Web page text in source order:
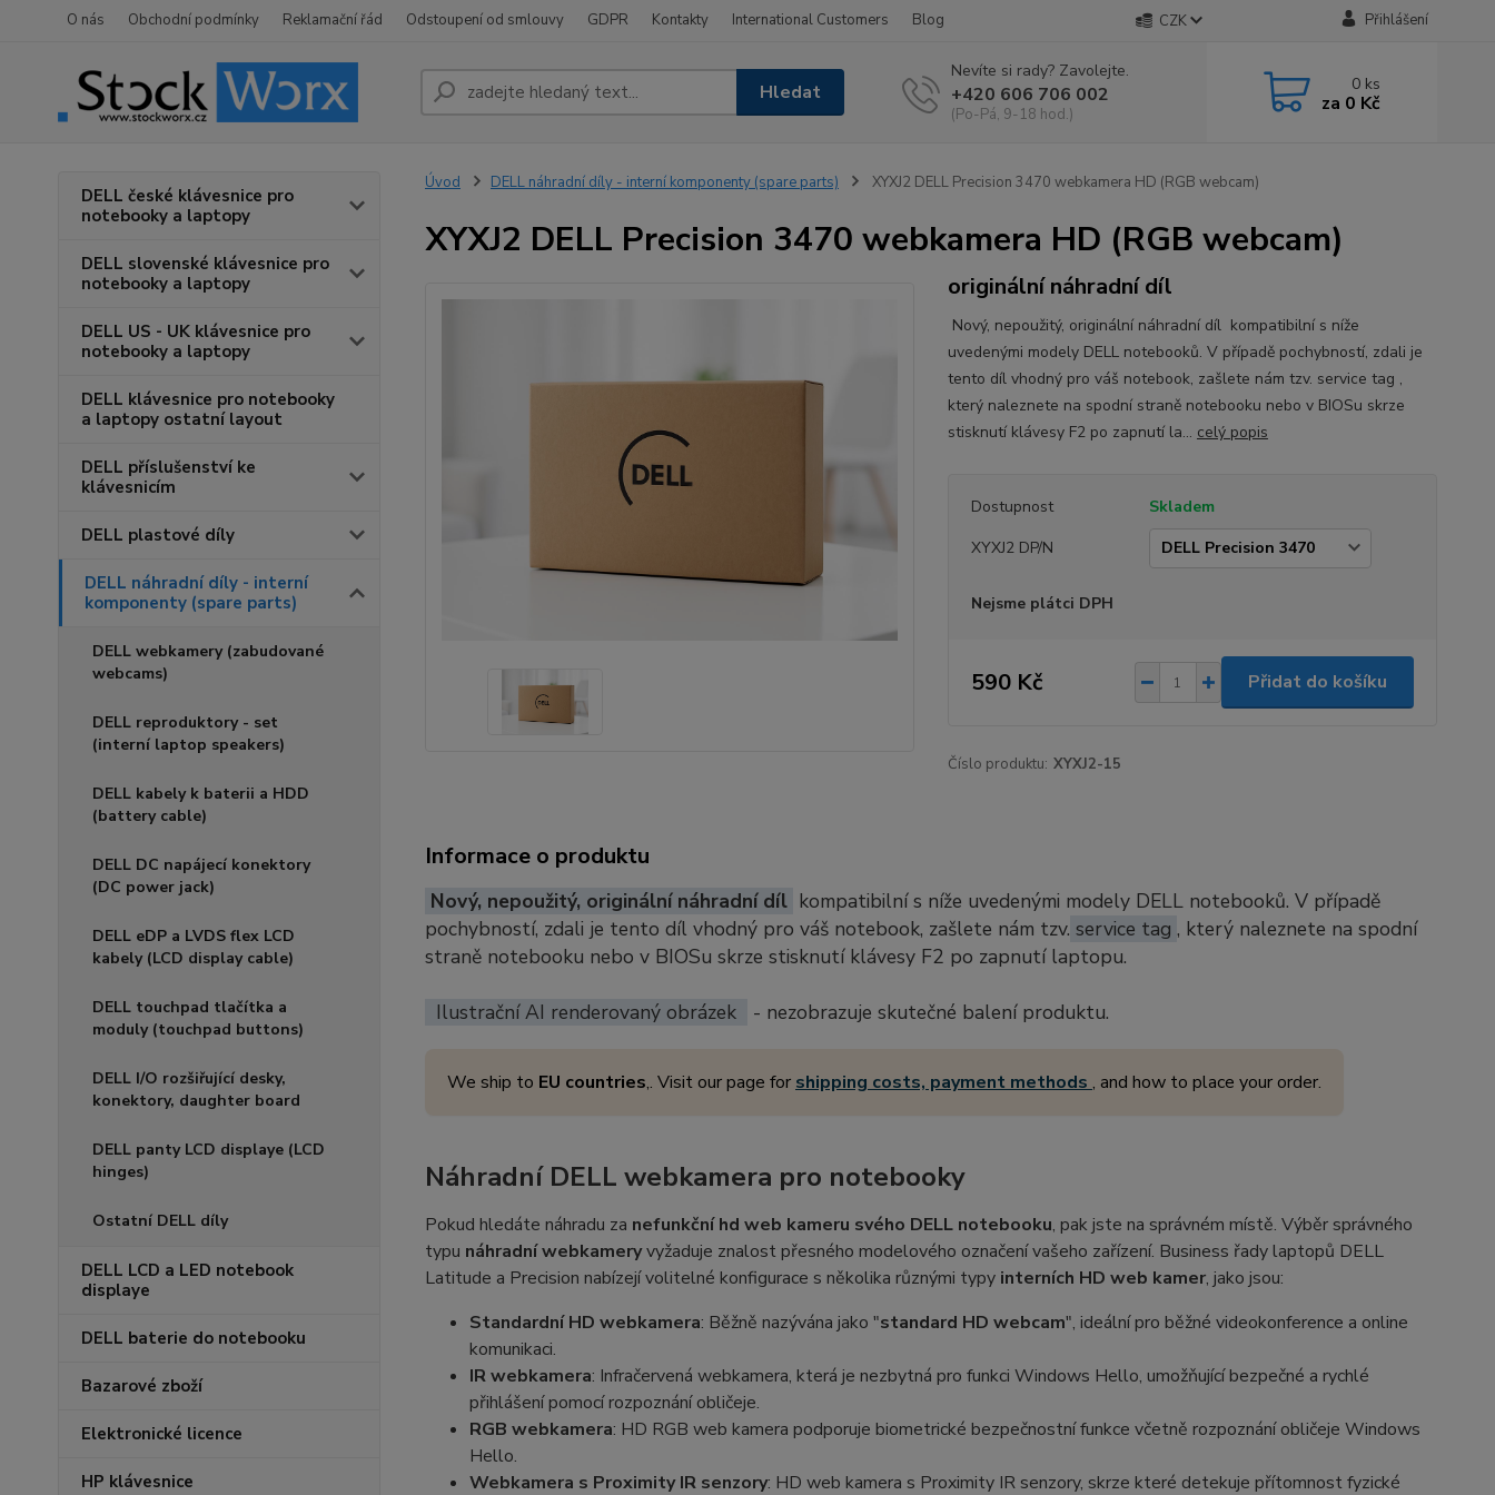
O nás Obchodní podmínky Reklamační řád Odstoupení od smlouvy GDPR Kontakty International Customers Blog CZK Přihlášení
Hledat
Nevíte si rady? Zavolejte.
+420 606 706 002
(Po-Pá, 9-18 hod.)
0 ks
za 0 Kč
DELL české klávesnice pro
notebooky a laptopy
DELL slovenské klávesnice pro
notebooky a laptopy
DELL US - UK klávesnice pro
notebooky a laptopy
DELL klávesnice pro notebooky
a laptopy ostatní layout
DELL příslušenství ke
klávesnicím
DELL plastové díly
DELL náhradní díly - interní
komponenty (spare parts)
DELL webkamery (zabudované
webcams)
DELL reproduktory - set
(interní laptop speakers)
DELL kabely k baterii a HDD
(battery cable)
DELL DC napájecí konektory
(DC power jack)
DELL eDP a LVDS flex LCD
kabely (LCD display cable)
DELL touchpad tlačítka a
moduly (touchpad buttons)
DELL I/O rozšiřující desky,
konektory, daughter board
DELL panty LCD displaye (LCD
hinges)
Ostatní DELL díly
DELL LCD a LED notebook
displaye
DELL baterie do notebooku
Bazarové zboží
Elektronické licence
HP klávesnice
Úvod DELL náhradní díly - interní komponenty (spare parts) XYXJ2 DELL Precision 3470 webkamera HD (RGB webcam)
XYXJ2 DELL Precision 3470 webkamera HD (RGB webcam)
originální náhradní díl
Nový, nepoužitý, originální náhradní díl kompatibilní s níže
uvedenými modely DELL notebooků. V případě pochybností, zdali je
tento díl vhodný pro váš notebook, zašlete nám tzv. service tag ,
který naleznete na spodní straně notebooku nebo v BIOSu skrze
stisknutí klávesy F2 po zapnutí la... celý popis
Dostupnost
Skladem
XYXJ2 DP/N
Nejsme plátci DPH
590 Kč Přidat do košíku
Číslo produktu: XYXJ2-15
Informace o produktu
Nový, nepoužitý, originální náhradní díl kompatibilní s níže uvedenými modely DELL notebooků. V případě
pochybností, zdali je tento díl vhodný pro váš notebook, zašlete nám tzv. service tag , který naleznete na spodní
straně notebooku nebo v BIOSu skrze stisknutí klávesy F2 po zapnutí laptopu.
Ilustrační AI renderovaný obrázek - nezobrazuje skutečné balení produktu.
We ship to EU countries,. Visit our page for shipping costs, payment methods , and how to place your order.
Náhradní DELL webkamera pro notebooky
Pokud hledáte náhradu za nefunkční hd web kameru svého DELL notebooku, pak jste na správném místě. Výběr správného
typu náhradní webkameryvyžaduje znalost přesného modelového označení vašeho zařízení. Business řady laptopů DELL
Latitude a Precision nabízejí volitelné konfigurace s několika různými typy interních HD web kamer, jako jsou:
Standardní HD webkamera: Běžně nazývána jako "standard HD webcam", ideální pro běžné videokonference a online
komunikaci.
IR webkamera: Infračervená webkamera, která je nezbytná pro funkci Windows Hello, umožňující bezpečné a rychlé
přihlášení pomocí rozpoznání obličeje.
RGB webkamera: HD RGB web kamera podporuje biometrické bezpečnostní funkce včetně rozpoznání obličeje Windows
Hello.
Webkamera s Proximity IR senzory: HD web kamera s Proximity IR senzory, skrze které detekuje přítomnost fyzické